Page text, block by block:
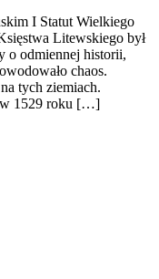
I Statut Wielkiego
Litewskiego był
o odmiennej historii,
chaos.
tych ziemiach.
w 1529 roku […]